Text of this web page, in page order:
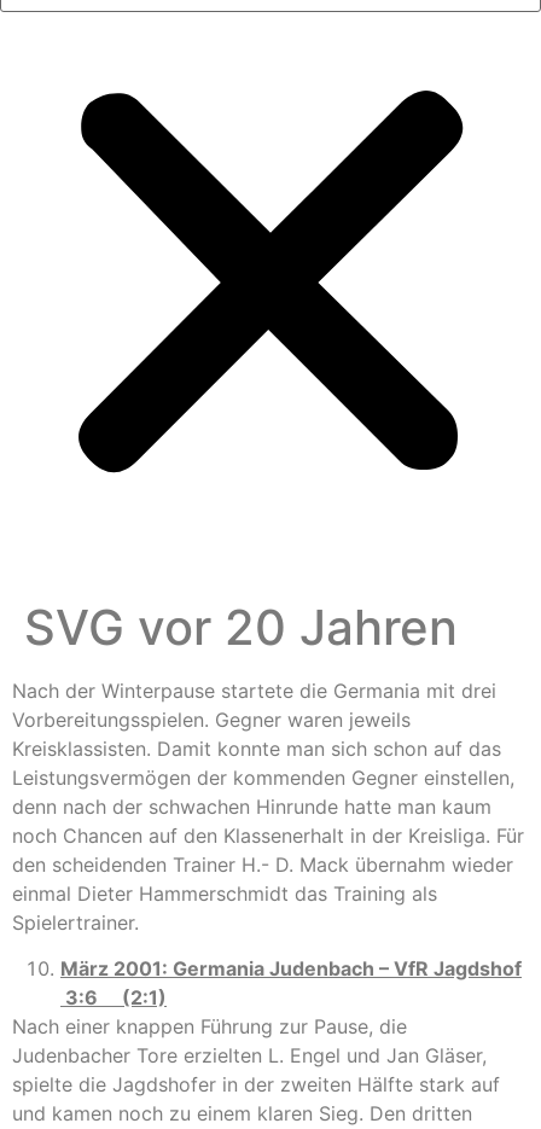
SVG vor 20 Jahren
Nach der Winterpause startete die Germania mit drei
Vorbereitungsspielen. Gegner waren jeweils
Kreisklassisten. Damit konnte man sich schon auf das
Leistungsvermögen der kommenden Gegner einstellen,
denn nach der schwachen Hinrunde hatte man kaum
noch Chancen auf den Klassenerhalt in der Kreisliga. Für
den scheidenden Trainer H.- D. Mack übernahm wieder
einmal Dieter Hammerschmidt das Training als
Spielertrainer.
März 2001: Germania Judenbach – VfR Jagdshof
3:6 (2:1)
Nach einer knappen Führung zur Pause, die
Judenbacher Tore erzielten L. Engel und Jan Gläser,
spielte die Jagdshofer in der zweiten Hälfte stark auf
und kamen noch zu einem klaren Sieg. Den dritten